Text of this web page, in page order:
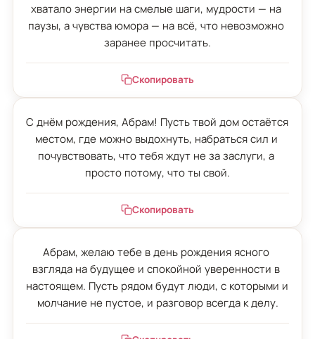
хватало энергии на смелые шаги, мудрости — на
паузы, а чувства юмора — на всё, что невозможно
заранее просчитать.
Скопировать
С днём рождения, Абрам! Пусть твой дом остаётся
местом, где можно выдохнуть, набраться сил и
почувствовать, что тебя ждут не за заслуги, а
просто потому, что ты свой.
Скопировать
Абрам, желаю тебе в день рождения ясного
взгляда на будущее и спокойной уверенности в
настоящем. Пусть рядом будут люди, с которыми и
молчание не пустое, и разговор всегда к делу.